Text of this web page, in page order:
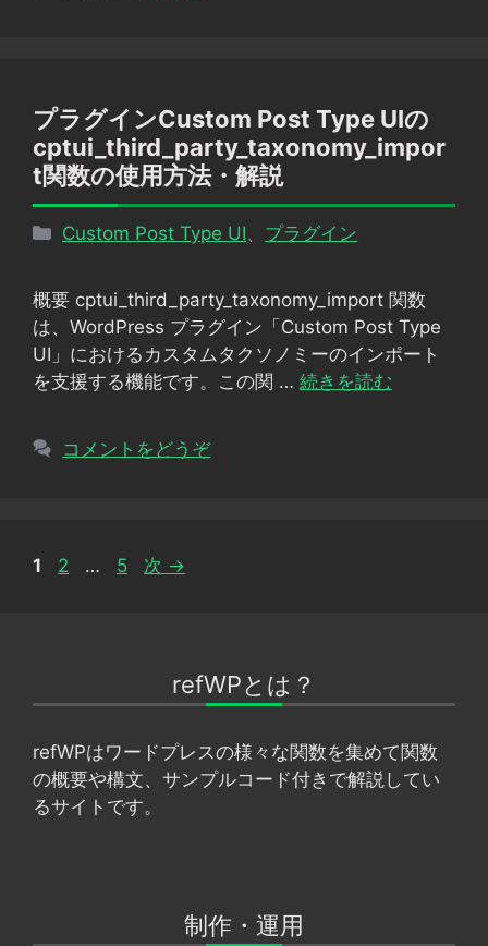
プラグインCustom Post Type UIの
cptui_third_party_taxonomy_impor
t関数の使用方法・解説
カ
リ
ー
Custom Post Type UI プラグイン
概要 cptui_third_party_taxonomy_import 関数
は、WordPress プラグイン「Custom Post Type
UI」におけるカスタムタクソノミーのインポート
を支援する機能です。この関 … 続きを読む
コメントをどうぞ
ペ
1
ペ
2 …
ペ
5 次 →
refWPとは？
refWPはワードプレスの様々な関数を集めて関数
の概要や構文、サンプルコード付きで解説してい
るサイトです。
制作・運用